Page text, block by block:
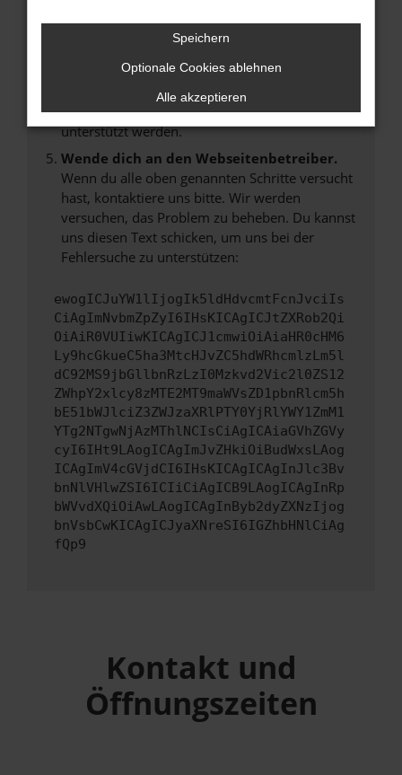
Betriebssystem auf dem neuesten Stand
Veraltete Software birgt nicht nur ein
Sicherheitsrisiko, sondern kann auch dazu
führen, dass bestimmte Funktionen nicht mehr
unterstützt werden.
Wende dich an den Webseitenbetreiber.
Wenn du alle oben genannten Schritte versucht
hast, kontaktiere uns bitte. Wir werden
versuchen, das Problem zu beheben. Du kannst
uns diesen Text schicken, um uns bei der
Fehlersuche zu unterstützen:
ewogICJuYW1lIjogIk5ldHdvcmtFcnJvciIs
CiAgImNvbmZpZyI6IHsKICAgICJtZXRob2Qi
OiAiR0VUIiwKICAgICJ1cmwiOiAiaHR0cHM6
Ly9hcGkueC5ha3MtcHJvZC5hdWRhcmlzLm5l
dC92MS9jbGllbnRzLzI0Mzkvd2Vic2l0ZS12
ZWhpY2xlcy8zMTE2MT9maWVsZD1pbnRlcm5h
bE51bWJlciZ3ZWJzaXRlPTY0YjRlYWY1ZmM1
YTg2NTgwNjAzMThlNCIsCiAgICAiaGVhZGVy
cyI6IHt9LAogICAgImJvZHkiOiBudWxsLAog
ICAgImV4cGVjdCI6IHsKICAgICAgInJlc3Bv
bnNlVHlwZSI6ICIiCiAgICB9LAogICAgInRp
bWVvdXQiOiAwLAogICAgInByb2dyZXNzIjog
bnVsbCwKICAgICJyaXNreSI6IGZhbHNlCiAg
fQp9
Kontakt und
Öffnungszeiten
Speichern
Optionale Cookies ablehnen
Alle akzeptieren